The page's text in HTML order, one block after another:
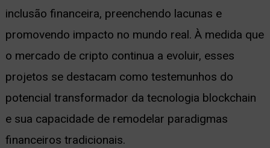
inclusão financeira, preenchendo lacunas e
promovendo impacto no mundo real. À medida que
o mercado de cripto continua a evoluir, esses
projetos se destacam como testemunhos do
potencial transformador da tecnologia blockchain
e sua capacidade de remodelar paradigmas
financeiros tradicionais.